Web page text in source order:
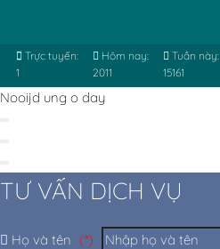
Trực tuyến:
1
Hôm nay:
2011
Tuần này:
15161
Nooijd ung o day
TƯ VẤN DỊCH VỤ
Họ và tên (*)